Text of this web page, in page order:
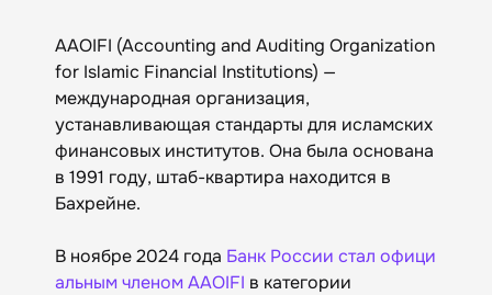
AAOIFI (Accounting and Auditing Organization
for Islamic Financial Institutions) —
международная организация,
устанавливающая стандарты для исламских
финансовых институтов. Она была основана
в 1991 году, штаб-квартира находится в
Бахрейне.
В ноябре 2024 года Банк России стал офици
альным членом AAOIFI в категории